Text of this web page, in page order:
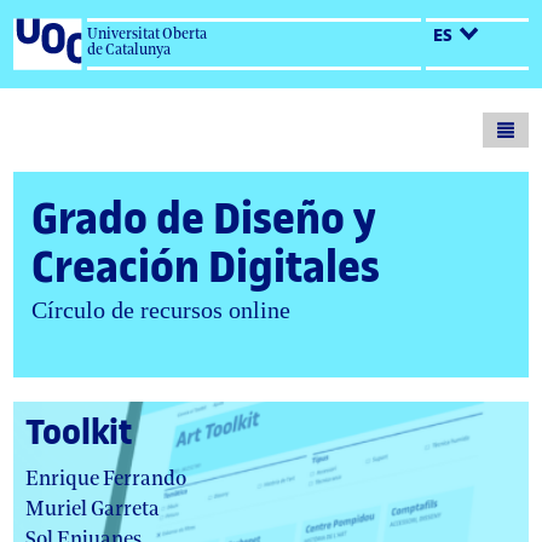
Universitat Oberta
de Catalunya
ES
Grado de Diseño y
Creación Digitales
Círculo de recursos online
Toolkit
a
u
Enrique Ferrando
Muriel Garreta